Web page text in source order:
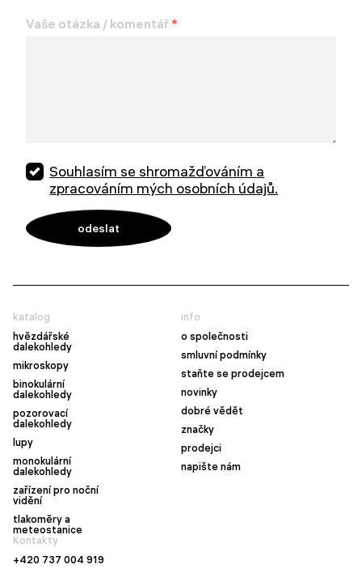
Vaše otázka / komentář*
Souhlasím se shromažďováním a
zpracováním mých osobních údajů.
katalog
hvězdářské
dalekohledy
mikroskopy
binokulární
dalekohledy
pozorovací
dalekohledy
lupy
monokulární
dalekohledy
zařízení pro noční
vidění
tlakoměry a
meteostanice
info
o společnosti
smluvní podmínky
staňte se prodejcem
novinky
dobré vědět
značky
prodejci
napište nám
Kontakty
+420 737 004 919